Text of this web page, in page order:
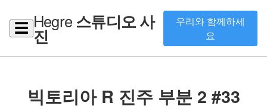
☰ Hegre스튜디오 사
진
우리와 함께하세
요
빅토리아 R 진주 부분 2 #33